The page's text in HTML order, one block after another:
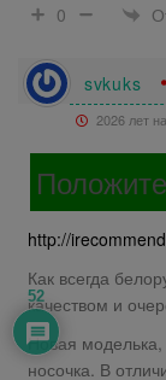
0
svkuks
2026 лет
http://
Как всегда
качеством и
Новая моделька,
носочка. В
52